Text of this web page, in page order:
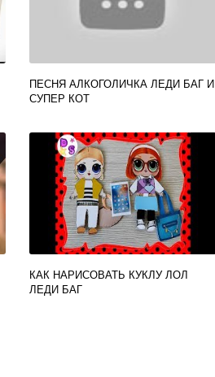
ПЕСНЯ АЛКОГОЛИЧКА ЛЕДИ БАГ И
СУПЕР КОТ
КАК НАРИСОВАТЬ КУКЛУ ЛОЛ
ЛЕДИ БАГ